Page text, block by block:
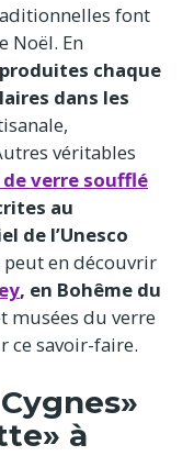
font
Noël. En
chaque
dans les
véritables
de verre soufflé
au
de l’Unesco
en découvrir
, en Bohême du
musées du verre
ce savoir-faire.
à